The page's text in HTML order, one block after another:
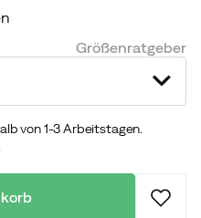
Größenratgeber
von 1-3 Arbeitstagen.